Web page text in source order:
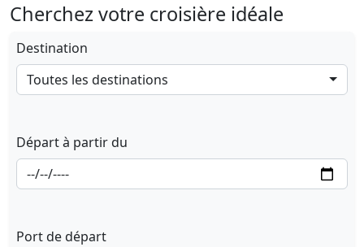
Cherchez votre croisière idéale
Destination
Toutes les destinations
Départ à partir du
Port de départ